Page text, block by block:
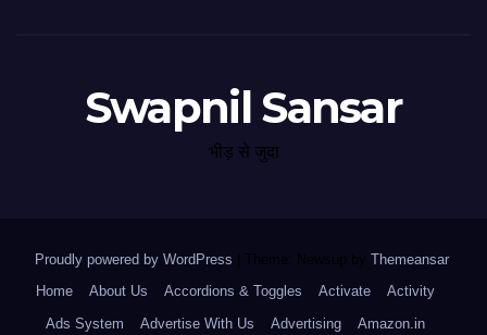
Swapnil Sansar
भीड़ से जुदा
Proudly powered by WordPress Theme: Newsup by Themeansar.
Home
About Us Accordions & Toggles Activate
Activity
Ads System
Advertise With Us Advertising
Amazon.in